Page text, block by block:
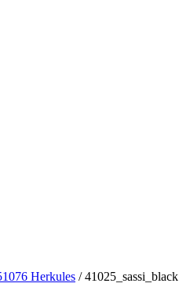
Herkules /41025_sassi_black